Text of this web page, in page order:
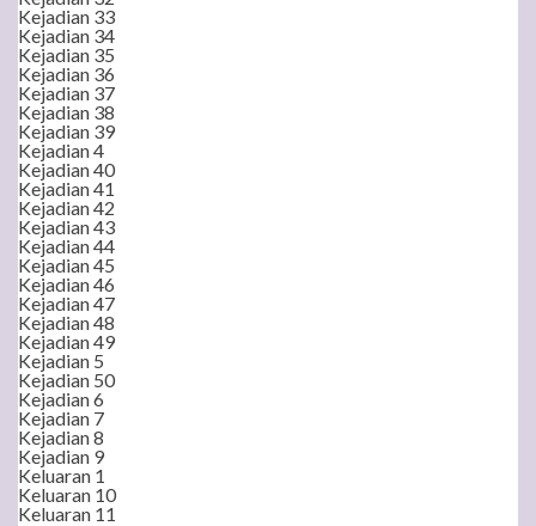
Kejadian 33
Kejadian 34
Kejadian 35
Kejadian 36
Kejadian 37
Kejadian 38
Kejadian 39
Kejadian 4
Kejadian 40
Kejadian 41
Kejadian 42
Kejadian 43
Kejadian 44
Kejadian 45
Kejadian 46
Kejadian 47
Kejadian 48
Kejadian 49
Kejadian 5
Kejadian 50
Kejadian 6
Kejadian 7
Kejadian 8
Kejadian 9
Keluaran 1
Keluaran 10
Keluaran 11